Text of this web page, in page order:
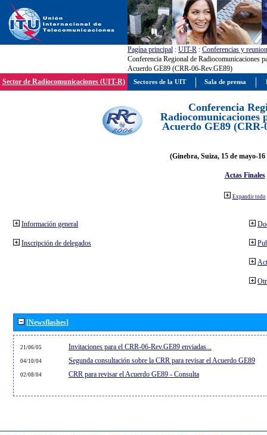
Pagína principal : UIT-R : Conferencias y
Conferencia Regional de Radiocomunicaciones
Acuerdo GE89 (CRR-06-Rev.GE89)
Sector de Radiocomunicaciones (UIT-R)
Conferencia
Radiocomunicaciones
Acuerdo GE89 (CRR-
(Ginebra, Suiza, 15 de mayo-
Actas Finales
Expandir todo
Información general
Inscripción de delegados
[Newsflashes]
21/06/05 Invitaciones para el CRR-06-Rev.GE89 enviadas...
04/10/04 Segunda consultación sobre la CRR para revisar el Acuerdo GE89
02/08/04 CRR para revisar el Acuerdo GE89 - Consulta
Sectores de la UIT Sala de prensa